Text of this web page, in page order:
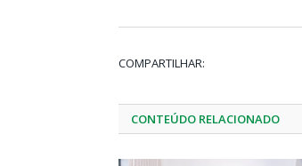
COMPARTILHAR:
CONTEÚDO RELACIONADO